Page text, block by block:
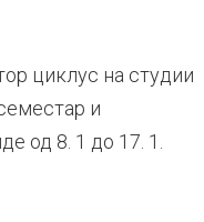
циклус на студии
и
од 8. 1 до 17. 1.